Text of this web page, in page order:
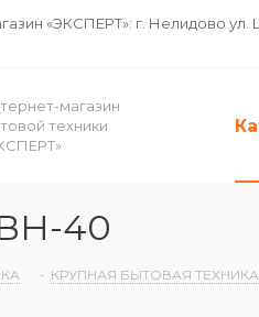
«ЭКСПЕРТ»: г. Нелидово
магазин
техники
40
- КРУПНАЯ БЫТОВАЯ ТЕХНИКА